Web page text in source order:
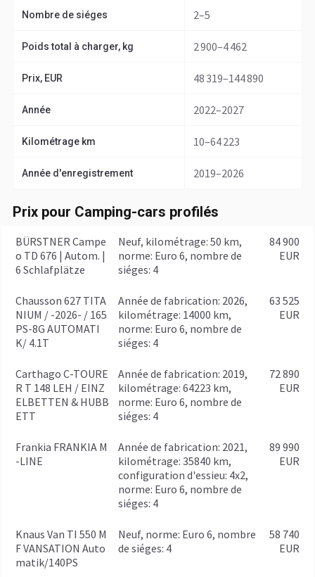
Nombre de siéges 2–5
Poids total à charger, kg 2 900–4 462
Prix, EUR 48 319–144 890
Année 2022–2027
Kilométrage km 10–64 223
Année d'enregistrement 2019–2026
Prix pour Camping-cars profilés
BÜRSTNER Campe
o TD 676 | Autom. |
6 Schlafplätze
Neuf, kilométrage: 50 km,
norme: Euro 6, nombre de
siéges: 4
84 900
EUR
Chausson 627 TITA
NIUM / -2026- / 165
PS-8G AUTOMATI
K/ 4.1T
année de fabrication: 2026,
kilométrage: 14000 km,
norme: Euro 6, nombre de
siéges: 4
63 525
EUR
Carthago C-TOURE
R T 148 LEH / EINZ
ELBETTEN & HUBB
ETT
année de fabrication: 2019,
kilométrage: 64223 km,
norme: Euro 6, nombre de
siéges: 4
72 890
EUR
Frankia FRANKIA M
-LINE
année de fabrication: 2021,
kilométrage: 35840 km,
configuration d'essieu: 4x2,
norme: Euro 6, nombre de
siéges: 4
89 990
EUR
Knaus Van TI 550 M
F VANSATION Auto
matik/140PS
Neuf, norme: Euro 6, nombre
de siéges: 4
58 740
EUR